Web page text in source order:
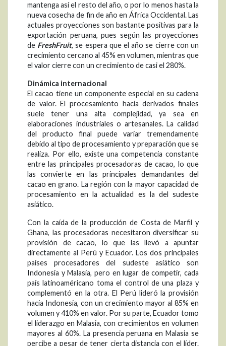
mantenga así el resto del año, o por lo menos hasta la
nueva cosecha de fin de año en África Occidental. Las
actuales proyecciones son bastante positivas para la
exportación peruana, pues según las proyecciones
de FreshFruit, se espera que el año se cierre con un
crecimiento cercano al 45% en volumen, mientras que
el valor cierre con un crecimiento de casi el 280%.
Dinámica internacional
El cacao tiene un componente especial en su cadena
de valor. El procesamiento hacia derivados finales
suele tener una alta complejidad, ya sea en
elaboraciones industriales o artesanales. La calidad
del producto final puede variar tremendamente
debido al tipo de procesamiento y preparación que se
realiza. Por ello, existe una competencia constante
entre las principales procesadoras de cacao, lo que
las convierte en las principales demandantes del
cacao en grano. La región con la mayor capacidad de
procesamiento en la actualidad es la del sudeste
asiático.
Con la caída de la producción de Costa de Marfil y
Ghana, las procesadoras necesitaron diversificar su
provisión de cacao, lo que las llevó a apuntar
directamente al Perú y Ecuador. Los dos principales
países procesadores del sudeste asiático son
Indonesia y Malasia, pero en lugar de competir, cada
país latinoaméricano toma el control de una plaza y
complementó en la otra. El Perú lideró la provisión
hacia Indonesia, con un crecimiento mayor al 85% en
volumen y 410% en valor. Por su parte, Ecuador tomo
el liderazgo en Malasia, con crecimientos en volumen
mayores al 60%. La presencia peruana en Malasia se
percibe a pesar de tener cierta distancia con el líder.